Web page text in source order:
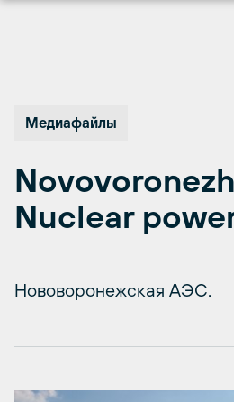
Медиафайлы
Nuclear
Нововоронежская АЭС.